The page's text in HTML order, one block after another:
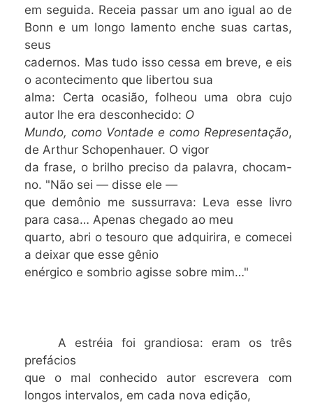
em seguida. Receia passar um ano igual ao de
Bonn e um longo lamento enche suas cartas,
seus
cadernos. Mas tudo isso cessa em breve, e eis
o acontecimento que libertou sua
alma: Certa ocasião, folheou uma obra cujo
autor lhe era desconhecido: O
Mundo, como Vontade e como Representação,
de Arthur Schopenhauer. O vigor
da frase, o brilho preciso da palavra, chocam-
no. "Não sei — disse ele —
que demônio me sussurrava: Leva esse livro
para casa… Apenas chegado ao meu
quarto, abri o tesouro que adquirira, e comecei
a deixar que esse gênio
enérgico e sombrio agisse sobre mim…"
A estréia foi grandiosa: eram os três
prefácios
que o mal conhecido autor escrevera com
longos intervalos, em cada nova edição,